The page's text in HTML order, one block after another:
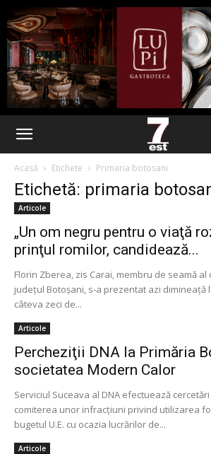
Acasă Etichete Primaria botosani
Etichetă: primaria
Articole
„Un om negru pentru o viaţă
prinţul romilor, candidează...
Florin Zberea, zis Carai, membru de seamă
județul Botoșani, s-a prezentat azi dimineață
câteva zeci de...
Articole
Percheziţii DNA la Primăria
societatea Modern Calor
Serviciul Suceava al DNA efectuează
comiterea unor infracțiuni privind utilizarea
bugetul U.E. cu ocazia lucrărilor de...
Articole